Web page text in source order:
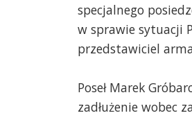
specjalnego
w sprawie sytuacji
przedstawiciel
Poseł Marek
zadłużenie wobec